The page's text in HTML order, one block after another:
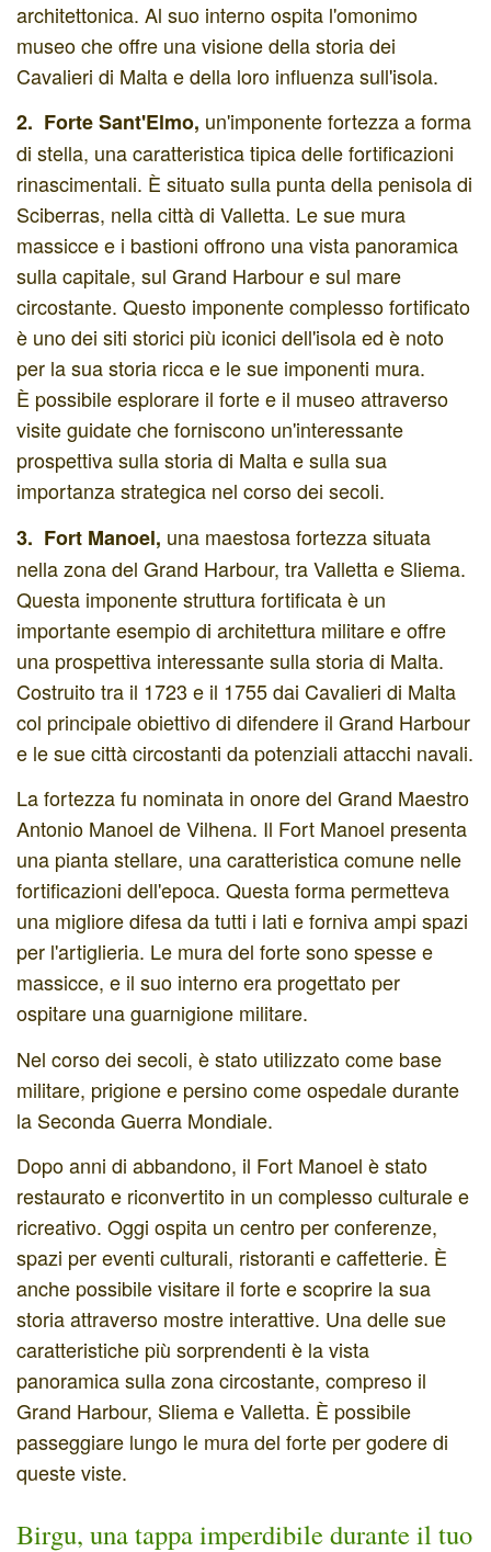
architettonica. Al suo interno ospita l'omonimo
museo che offre una visione della storia dei
Cavalieri di Malta e della loro influenza sull'isola.
2. Forte Sant'Elmo, un'imponente fortezza a forma
di stella, una caratteristica tipica delle fortificazioni
rinascimentali. È situato sulla punta della penisola di
Sciberras, nella città di Valletta. Le sue mura
massicce e i bastioni offrono una vista panoramica
sulla capitale, sul Grand Harbour e sul mare
circostante. Questo imponente complesso fortificato
è uno dei siti storici più iconici dell'isola ed è noto
per la sua storia ricca e le sue imponenti mura.
È possibile esplorare il forte e il museo attraverso
visite guidate che forniscono un'interessante
prospettiva sulla storia di Malta e sulla sua
importanza strategica nel corso dei secoli.
3. Fort Manoel, una maestosa fortezza situata
nella zona del Grand Harbour, tra Valletta e Sliema.
Questa imponente struttura fortificata è un
importante esempio di architettura militare e offre
una prospettiva interessante sulla storia di Malta.
Costruito tra il 1723 e il 1755 dai Cavalieri di Malta
col principale obiettivo di difendere il Grand Harbour
e le sue città circostanti da potenziali attacchi navali.
La fortezza fu nominata in onore del Grand Maestro
Antonio Manoel de Vilhena. Il Fort Manoel presenta
una pianta stellare, una caratteristica comune nelle
fortificazioni dell'epoca. Questa forma permetteva
una migliore difesa da tutti i lati e forniva ampi spazi
per l'artiglieria. Le mura del forte sono spesse e
massicce, e il suo interno era progettato per
ospitare una guarnigione militare.
Nel corso dei secoli, è stato utilizzato come base
militare, prigione e persino come ospedale durante
la Seconda Guerra Mondiale.
Dopo anni di abbandono, il Fort Manoel è stato
restaurato e riconvertito in un complesso culturale e
ricreativo. Oggi ospita un centro per conferenze,
spazi per eventi culturali, ristoranti e caffetterie. È
anche possibile visitare il forte e scoprire la sua
storia attraverso mostre interattive. Una delle sue
caratteristiche più sorprendenti è la vista
panoramica sulla zona circostante, compreso il
Grand Harbour, Sliema e Valletta. È possibile
passeggiare lungo le mura del forte per godere di
queste viste.
Birgu, una tappa imperdibile durante il tuo